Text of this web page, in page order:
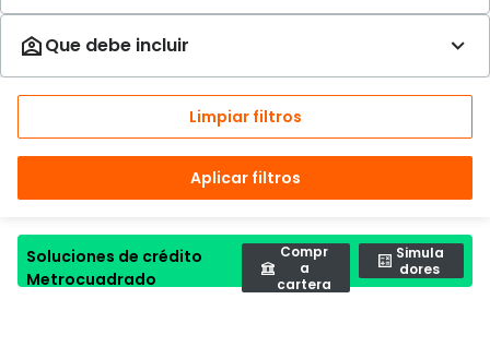
Limpiar filtros
Aplicar filtros
Soluciones de crédito
Metrocuadrado
Compr
a
cartera
Simula
dores